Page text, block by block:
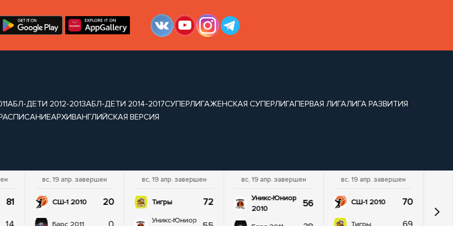
АБЛ-ДЕТИ 2012-2013АБЛ-ДЕТИ 2014-2017СУПЕРЛИГАЖЕНСКАЯ СУПЕРЛИГАПЕРВАЯ ЛИГАЛИГА РАЗВИТИЯ
АРХИВАНГЛИЙСКАЯ ВЕРСИЯ
81
вс, 19 апр. завершен
СШ-1 2010 20
вс, 19 апр. завершен
Тигры 72
Уникс-Юниор
вс, 19 апр. завершен
Уникс-Юниор
2010
56
вс, 19 апр. завершен
СШ-1 2010 70